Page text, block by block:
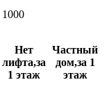
1000
Нет
лифта,за
1 этаж
Частный
дом,за 1
этаж